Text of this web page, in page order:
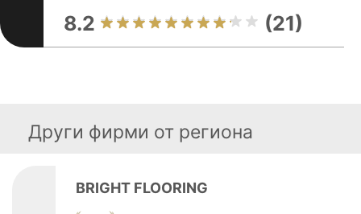
8.2 (21)
Други фирми от региона
BRIGHT FLOORING